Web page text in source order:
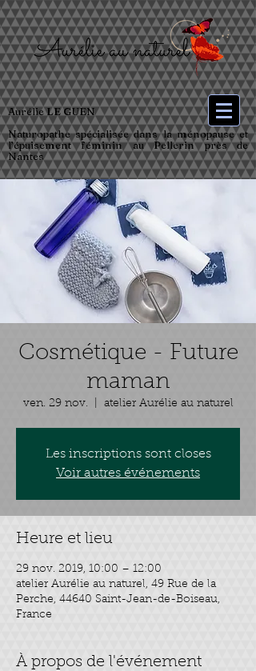
Aurélie LE GUEN
Naturopathe spécialisée dans la ménopause et
l’épuisement féminin au Pellerin près de
Nantes
Cosmétique - Future
maman
ven. 29 nov. atelier Aurélie au naturel
Les inscriptions sont closes
Voir autres événements
Heure et lieu
29 nov. 2019, 10:00 – 12:00
atelier Aurélie au naturel, 49 Rue de la
Perche, 44640 Saint-Jean-de-Boiseau,
France
À propos de l'événement